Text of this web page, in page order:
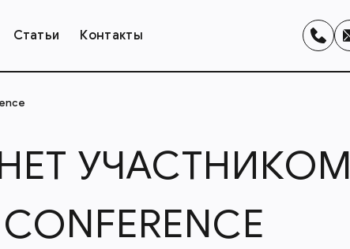
Статьи Контакты
УЧАСТНИКОМ